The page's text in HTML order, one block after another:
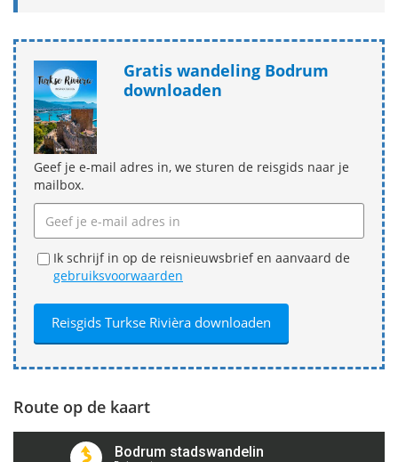
Gratis wandeling Bodrum
downloaden
Geef je e-mail adres in, we sturen de reisgids naar je
mailbox.
Ik schrijf in op de reisnieuwsbrief en aanvaard de
gebruiksvoorwaarden
Route op de kaart